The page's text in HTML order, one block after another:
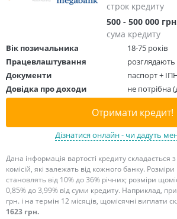
строк кредиту
500 - 500 000
сума кредиту
Вік позичальника
18-75 років
Працевлаштування
розглядають
Документи
паспорт +
Довідка про доходи
не потрібна
Отримати кредит!
Дізнатися онлайн - чи дадуть
Дана інформація вартості кредиту складається
комісій, які залежать від кожного банку.
становлять від 10% до 36% річних; розміри
0,85% до 3,99% від суми кредиту. Наприклад,
грн. і на термін 12 місяців, щомісячні виплати
1623 грн.